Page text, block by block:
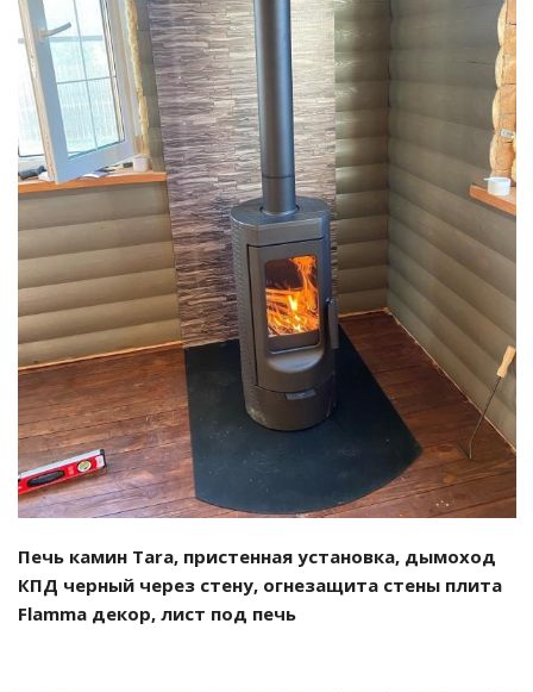
Смотреть проект
Печь камин Tara, пристенная установка, дымоход
КПД черный через стену, огнезащита стены плита
Flamma декор, лист под печь